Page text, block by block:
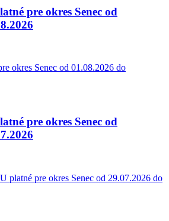
pre okres Senec od
okres Senec od 01.08.2026 do
pre okres Senec od
platné pre okres Senec od 29.07.2026 do